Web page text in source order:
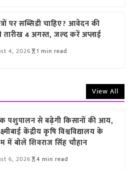
पर सब्सिडी चाहिए? आवेदन की
तारीख 4 अगस्त, जल्द करें अप्लाई
4, 2026 1 min read
View All
पशुपालन से बढ़ेगी किसानों की आय,
केंद्रीय कृषि विश्वविद्यालय के
में बोले शिवराज सिंह चौहान
6, 2026 4 min read